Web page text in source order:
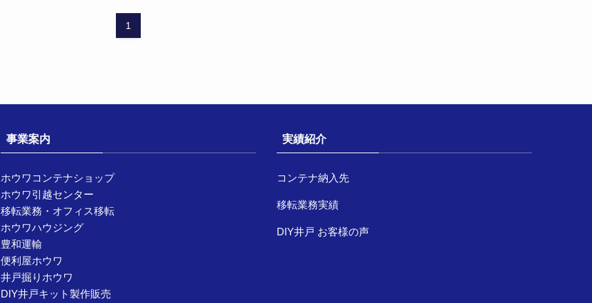
1
事業案内
ホウワコンテナショップ
ホウワ引越センター
移転業務・オフィス移転
ホウワハウジング
豊和運輸
便利屋ホウワ
井戸掘りホウワ
DIY井戸キット製作販売
実績紹介
コンテナ納入先
移転業務実績
DIY井戸 お客様の声